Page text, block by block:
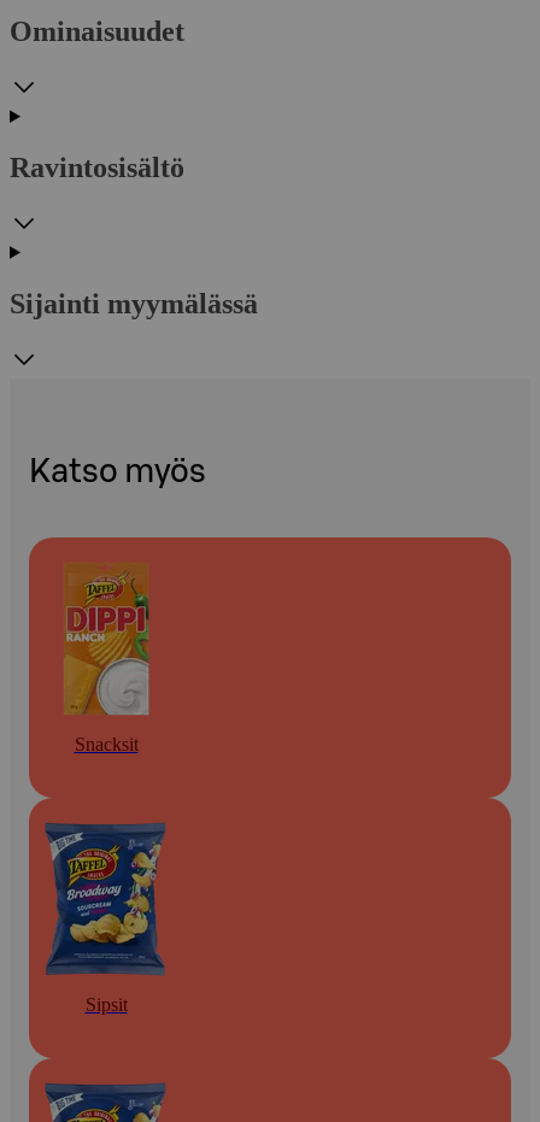
Ominaisuudet
Ravintosisältö
Sijainti myymälässä
Katso myös
Snacksit
Sipsit